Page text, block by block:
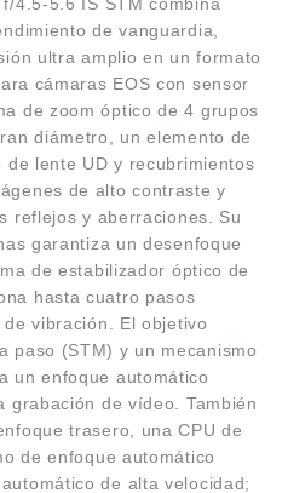
de vanguardia,
ultra amplio en un formato
cámaras EOS con sensor
de zoom óptico de 4 grupos
diámetro, un elemento de
lente UD y recubrimientos
de alto contraste y
reflejos y aberraciones. Su
garantiza un desenfoque
de estabilizador óptico de
hasta cuatro pasos
vibración. El objetivo
paso (STM) y un mecanismo
un enfoque automático
grabación de vídeo. También
trasero, una CPU de
de enfoque automático
de alta velocidad;